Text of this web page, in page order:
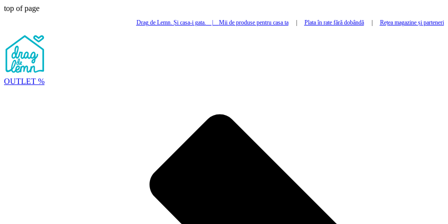
top of page
Drag de Lemn. Și casa-i gata. Mii de produse pentru casa ta| Plata în rate fără dobândă| Rețea magazine și parteneri
OUTLET %